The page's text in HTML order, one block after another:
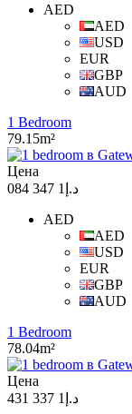
AED
AED
USD
EUR
GBP
AUD
1 Bedroom
79.15m²
Цена
د.إ1 347 084
AED
AED
USD
EUR
GBP
AUD
1 Bedroom
78.04m²
Цена
د.إ1 337 431